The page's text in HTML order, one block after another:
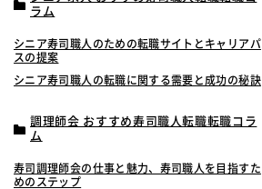
ラム
シニア寿司職人のための転職サイトとキャリアパ
スの提案
シニア寿司職人の転職に関する需要と成功の秘訣
調理師会 おすすめ寿司職人転職転職コラ
ム
寿司調理師会の仕事と魅力、寿司職人を目指すた
めのステップ